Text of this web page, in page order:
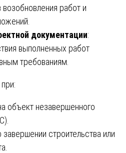
работ и
документации:
выполненных работ
требованиям.
объект незавершенного
строительства или